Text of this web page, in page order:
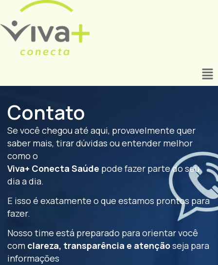
Contato
Se você chegou até aqui, provavelmente quer
saber mais, tirar dúvidas ou entender melhor
como o
Viva+ Conecta Saúde pode fazer parte do seu
dia a dia.
E isso é exatamente o que estamos prontos para
fazer.
Nosso time está preparado para orientar você
com clareza, transparência e atençãoseja para
informações